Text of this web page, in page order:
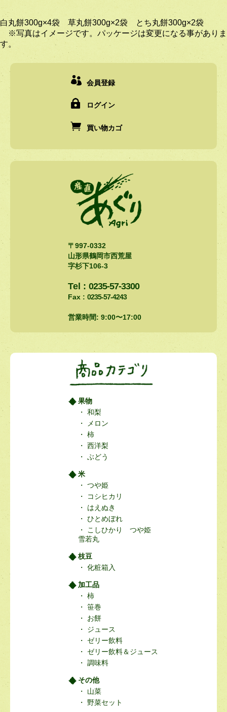
白丸餅300g×4袋 草丸餅300g×2袋 とち丸餅300g×2袋
※写真はイメージです。パッケージは変更になる事がありま
す。
会員登録
ログイン
買い物カゴ
〒997-0332
山形県鶴岡市西荒屋
字杉下106-3
Tel : 0235-57-3300
Fax : 0235-57-4243
営業時間: 9:00〜17:00
果物
和梨
メロン
柿
西洋梨
ぶどう
米
つや姫
コシヒカリ
はえぬき
ひとめぼれ
こしひかり つや姫
雪若丸
枝豆
化粧箱入
加工品
柿
笹巻
お餅
ジュース
ゼリー飲料
ゼリー飲料＆ジュース
調味料
その他
山菜
野菜セット